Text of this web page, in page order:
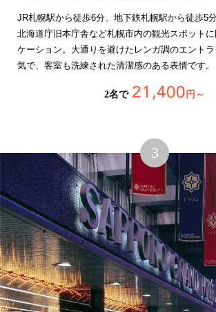
JR札幌駅から徒歩6分、地下鉄札幌駅から徒歩5
北海道庁旧本庁舎など札幌市内の観光スポット
ケーション。大通りを避けたレンガ調のエント
気で、客室も洗練された清潔感のある表情です。
2名で 21,400 円～